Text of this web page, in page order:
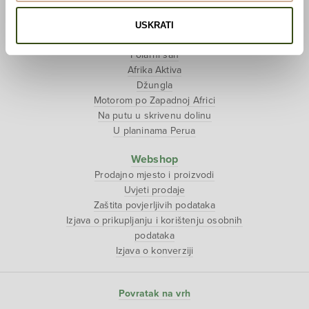
USKRATI
Tjedan tibetanske kulture
Putopisi
Polarni san
Afrika Aktiva
Džungla
Motorom po Zapadnoj Africi
Na putu u skrivenu dolinu
U planinama Perua
Webshop
Prodajno mjesto i proizvodi
Uvjeti prodaje
Zaštita povjerljivih podataka
Izjava o prikupljanju i korištenju osobnih
podataka
Izjava o konverziji
Povratak na vrh